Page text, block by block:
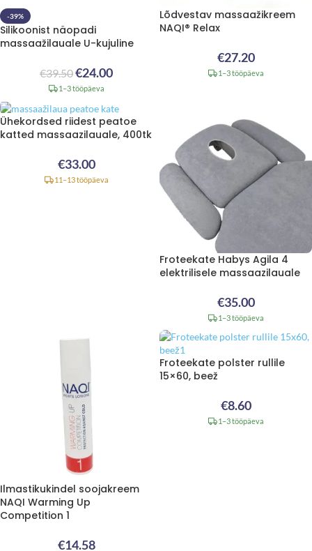
-39%
Silikoonist näopadi
massaažilauale U-kujuline
€39.50€24.00
1–3 tööpäeva
Lõdvestav massaažikreem
NAQI® Relax
€27.20
1–3 tööpäeva
Ühekordsed riidest peatoe
katted massaazilauale, 400tk
€33.00
11–13 tööpäeva
Froteekate Habys Agila 4
elektrilisele massaazilauale
€35.00
1–3 tööpäeva
Ilmastikukindel soojakreem
NAQI Warming Up
Competition 1
€14.58
Froteekate polster rullile
15×60, beež
€8.60
1–3 tööpäeva